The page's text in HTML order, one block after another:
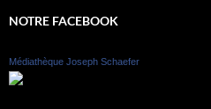
NOTRE FACEBOOK
Médiathèque Joseph Schaefer